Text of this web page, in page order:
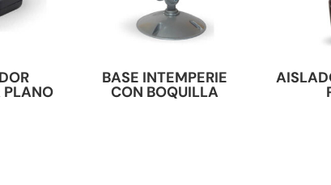
PLANO
BASE INTEMPERIE
CON BOQUILLA